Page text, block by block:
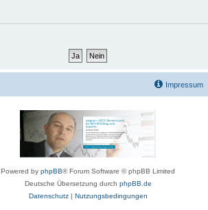
Impressum
Powered by phpBB® Forum Software © phpBB Limited
Deutsche Übersetzung durch phpBB.de
Datenschutz| Nutzungsbedingungen